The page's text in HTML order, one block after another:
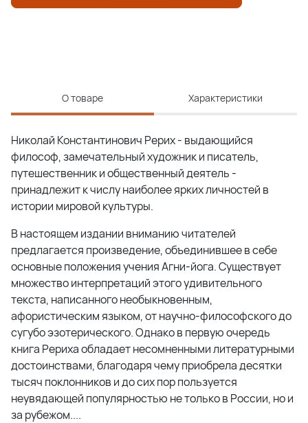
О товаре Характеристики
Николай Константинович Рерих - выдающийся
философ, замечательный художник и писатель,
путешественник и общественный деятель -
принадлежит к числу наиболее ярких личностей в
истории мировой культуры.
В настоящем издании вниманию читателей
предлагается произведение, объединившее в себе
основные положения учения Агни-йога. Существует
множество интерпретаций этого удивительного
текста, написанного необыкновенным,
афористическим языком, от научно-философского до
сугубо эзотерического. Однако в первую очередь
книга Рериха обладает несомненными литературными
достоинствами, благодаря чему приобрела десятки
тысяч поклонников и до сих пор пользуется
неувядающей популярностью не только в России, но и
за рубежом....